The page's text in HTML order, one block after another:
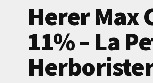
Herer Max
11% – La